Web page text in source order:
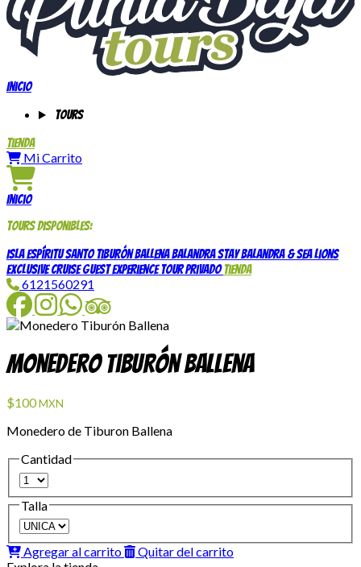
Inicio
Tours
Tienda
Mi Carrito
Inicio
Tours disponibles:
Isla Espíritu SantoTiburón BallenaBalandra StayBalandra & Sea Lions
Exclusive Cruise Guest ExperienceTour PrivadoTienda
6121560291
FacebookInstagram
WhatsAppTripAdvisor
Monedero Tiburón Ballena
$100MXN
Monedero de Tiburon Ballena
Cantidad
Talla
Agregar al carrito
Quitar del carrito